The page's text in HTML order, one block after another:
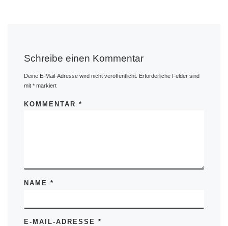
Schreibe einen Kommentar
Deine E-Mail-Adresse wird nicht veröffentlicht. Erforderliche Felder sind
mit* markiert
KOMMENTAR*
NAME*
E-MAIL-ADRESSE*